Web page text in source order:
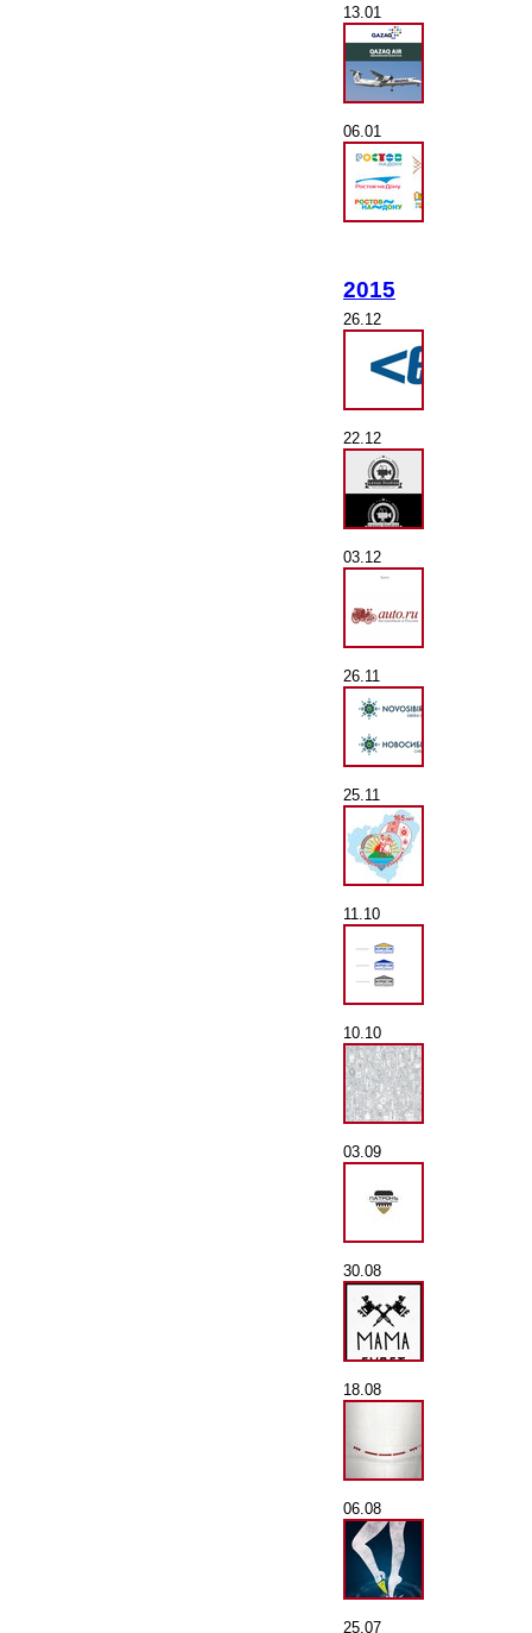
13.01
06.01
2015
26.12
22.12
03.12
26.11
25.11
11.10
10.10
03.09
30.08
18.08
06.08
25.07